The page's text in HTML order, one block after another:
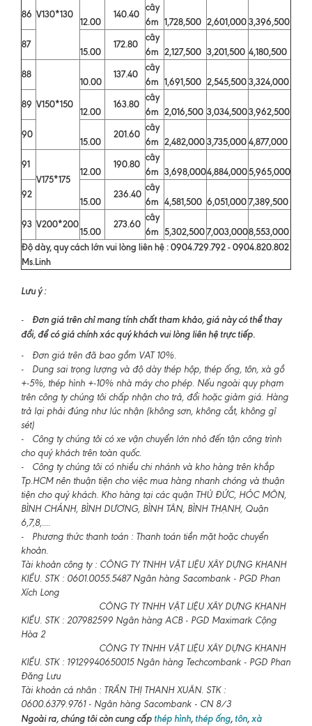
V130*130
86
12.00
140.40
cây
6m 1,728,500 2,601,0003,396,500
87
15.00
172.80
cây
6m 2,127,500 3,201,500 4,180,500
88
V150*150
10.00
137.40
cây
6m 1,691,500 2,545,5003,324,000
89
12.00
163.80
cây
6m 2,016,500 3,034,5003,962,500
90
15.00
201.60
cây
6m 2,482,0003,735,0004,877,000
91
V175*175
12.00
190.80
cây
6m 3,698,0004,884,0005,965,000
92
15.00
236.40
cây
6m 4,581,500 6,051,0007,389,500
93 V200*200
15.00
273.60
cây
6m 5,302,5007,003,0008,553,000
Độ dày, quy cách lớn vui lòng liên hệ : 0904.729.792 - 0904.820.802
Ms.Linh
Lưu ý :
- Đơn giá trên chỉ mang tính chất tham khảo, giá này có thể thay
đổi, để có giá chính xác quý khách vui lòng liên hệ trực tiếp.
- Đơn giá trên đã bao gồm VAT 10%.
- Dung sai trọng lượng và độ dày thép hộp, thép ống, tôn, xà gồ
+-5%, thép hình +-10% nhà máy cho phép. Nếu ngoài quy phạm
trên công ty chúng tôi chấp nhận cho trả, đổi hoặc giảm giá. Hàng
trả lại phải đúng như lúc nhận (không sơn, không cắt, không gỉ
sét)
- Công ty chúng tôi có xe vận chuyển lớn nhỏ đến tận công trình
cho quý khách trên toàn quốc.
- Công ty chúng tôi có nhiều chi nhánh và kho hàng trên khắp
Tp.HCM nên thuận tiện cho việc mua hàng nhanh chóng và thuận
tiện cho quý khách. Kho hàng tại các quận THỦ ĐỨC, HÓC MÔN,
BÌNH CHÁNH, BÌNH DƯƠNG, BÌNH TÂN, BÌNH THẠNH, Quận
6,7,8,....
- Phương thức thanh toán : Thanh toán tiền mặt hoặc chuyển
khoản.
Tài khoản công ty : CÔNG TY TNHH VẬT LIỆU XÂY DỰNG KHANH
KIỀU. STK : 0601.0055.5487 Ngân hàng Sacombank - PGD Phan
Xích Long
CÔNG TY TNHH VẬT LIỆU XÂY DỰNG KHANH
KIỀU. STK : 207982599 Ngân hàng ACB - PGD Maximark Cộng
Hòa 2
CÔNG TY TNHH VẬT LIỆU XÂY DỰNG KHANH
KIỀU. STK : 19129940650015 Ngân hàng Techcombank - PGD Phan
Đăng Lưu
Tài khoản cá nhân : TRẦN THỊ THANH XUÂN. STK :
0600.6379.9761 - Ngân hàng Sacombank - CN 8/3
Ngoài ra, chúng tôi còn cung cấp thép hình, thép ống, tôn, xà